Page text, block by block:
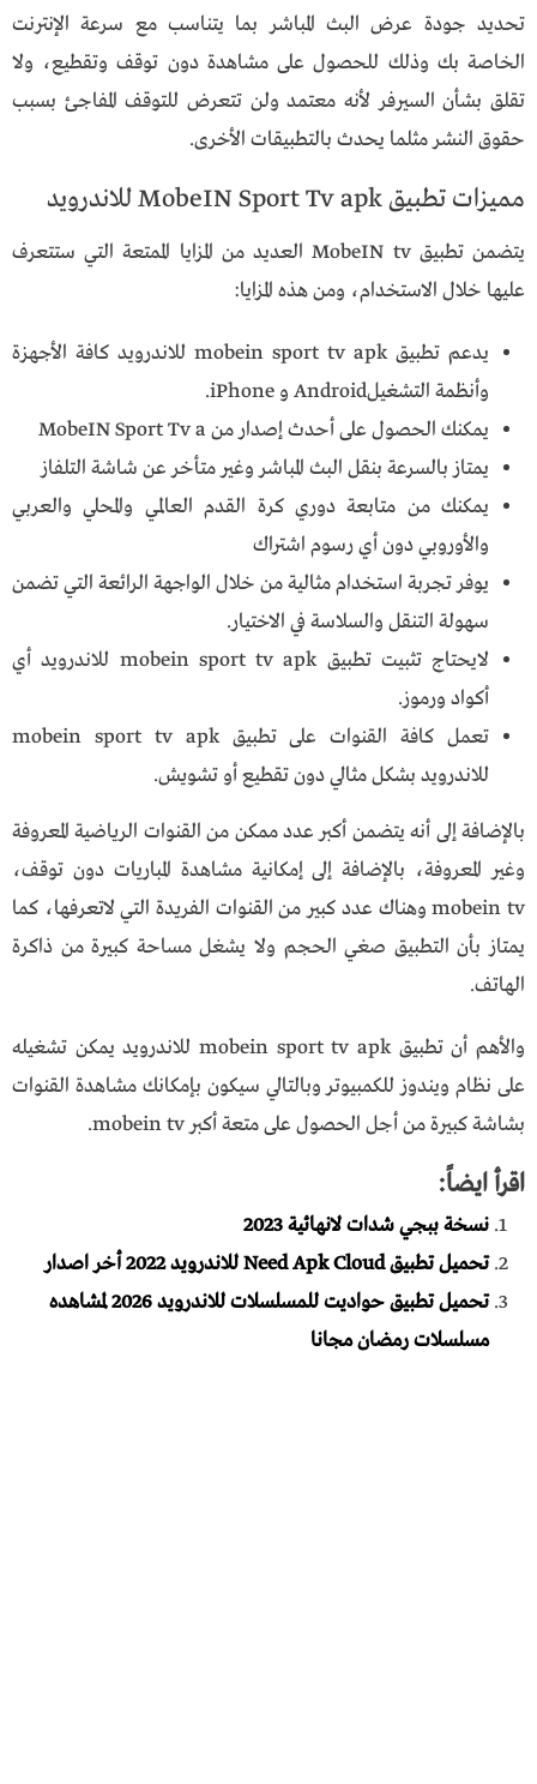
تحديد جودة عرض البث المباشر بما يتناسب مع سرعة الإنترنت
الخاصة بك وذلك للحصول على مشاهدة دون توقف وتقطيع، ولا
تقلق بشأن السيرفر لأنه معتمد ولن تتعرض للتوقف المفاجئ بسبب
حقوق النشر مثلما يحدث بالتطبيقات الأخرى.
مميزات تطبيق MobeIN Sport Tv apk للاندرويد
يتضمن تطبيق MobeIN tv العديد من المزايا الممتعة التي ستتعرف
عليها خلال الاستخدام، ومن هذه المزايا:
يدعم تطبيق mobein sport tv apk للاندرويد كافة الأجهزة
وأنظمة التشغيلAndroid و iPhone.
يمكنك الحصول على أحدث إصدار من MobeIN Sport Tv a
يمتاز بالسرعة بنقل البث المباشر وغير متأخر عن شاشة التلفاز
يمكنك من متابعة دوري كرة القدم العالمي والمحلي والعربي
والأوروبي دون أي رسوم اشتراك
يوفر تجربة استخدام مثالية من خلال الواجهة الرائعة التي تضمن
سهولة التنقل والسلاسة في الاختيار.
لايحتاج تثبيت تطبيق mobein sport tv apk للاندرويد أي
أكواد ورموز.
تعمل كافة القنوات على تطبيق mobein sport tv apk
للاندرويد بشكل مثالي دون تقطيع أو تشويش.
بالإضافة إلى أنه يتضمن أكبر عدد ممكن من القنوات الرياضية المعروفة
وغير المعروفة، بالإضافة إلى إمكانية مشاهدة المباريات دون توقف،
mobein tvوهناك عدد كبير من القنوات الفريدة التي لاتعرفها، كما
يمتاز بأن التطبيق صغي الحجم ولا يشغل مساحة كبيرة من ذاكرة
الهاتف.
والأهم أن تطبيق mobein sport tv apk للاندرويد يمكن تشغيله
على نظام ويندوز للكمبيوتر وبالتالي سيكون بإمكانك مشاهدة القنوات
بشاشة كبيرة من أجل الحصول على متعة أكبرmobein tv
.
اقرأ ايضاً:
نسخة ببجي شدات لانهائية 2023
تحميل تطبيق Need Apk Cloud للاندرويد 2022 أخر اصدار
تحميل تطبيق حواديت للمسلسلات للاندرويد 2026 لمشاهده
مسلسلات رمضان مجانا